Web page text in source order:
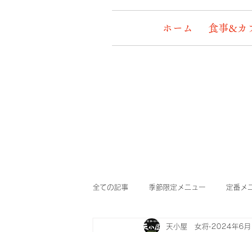
ホーム 食事&カ
全ての記事 季節限定メニュー 定番メ
デッキワンコ イケメン&女盛り
天小屋 女将 2024年6月